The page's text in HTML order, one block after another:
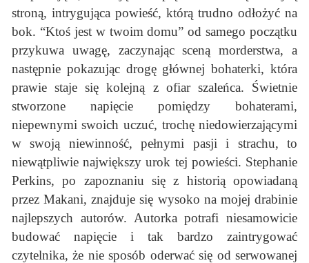
stroną, intrygująca powieść, którą trudno odłożyć na
bok. “Ktoś jest w twoim domu” od samego początku
przykuwa uwagę, zaczynając sceną morderstwa, a
następnie pokazując drogę głównej bohaterki, która
prawie staje się kolejną z ofiar szaleńca. Świetnie
stworzone napięcie pomiędzy bohaterami,
niepewnymi swoich uczuć, trochę niedowierzającymi
w swoją niewinność, pełnymi pasji i strachu, to
niewątpliwie największy urok tej powieści. Stephanie
Perkins, po zapoznaniu się z historią opowiadaną
przez Makani, znajduje się wysoko na mojej drabinie
najlepszych autorów. Autorka potrafi niesamowicie
budować napięcie i tak bardzo zaintrygować
czytelnika, że nie sposób oderwać się od serwowanej